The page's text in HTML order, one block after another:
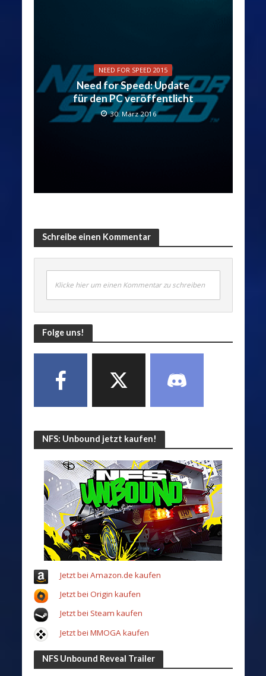
NEED FOR SPEED 2015
Need for Speed: Update
für den PC veröffentlicht
30. März 2016
Schreibe einen Kommentar
Klicke hier um einen Kommentar zu schreiben
Folge uns!
NFS: Unbound jetzt kaufen!
Jetzt bei Amazon.de kaufen
Jetzt bei Origin kaufen
Jetzt bei Steam kaufen
Jetzt bei MMOGA kaufen
NFS Unbound Reveal Trailer